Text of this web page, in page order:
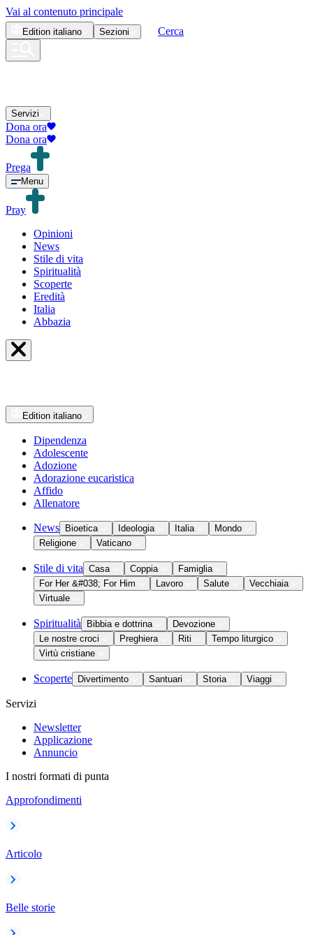
Vai al contenuto principale
Edition italiano Sezioni Cerca
Servizi
Dona ora
Dona ora
Prega
Menu
Pray
Opinioni
News
Stile di vita
Spiritualità
Scoperte
Eredità
Italia
Abbazia
Edition italiano
Dipendenza
Adolescente
Adozione
Adorazione eucaristica
Affido
Allenatore
News Bioetica Ideologia Italia
Mondo
Religione
Vaticano
Stile di vita Casa Coppia
Famiglia
For Her &#038; For Him
Lavoro Salute
Vecchiaia
Virtuale
Spiritualità Bibbia e dottrina
Devozione
Le nostre croci
Preghiera Riti
Tempo liturgico
Virtù cristiane
Scoperte Divertimento Santuari Storia Viaggi
Servizi
Newsletter
Applicazione
Annuncio
I nostri formati di punta
Approfondimenti
Articolo
Belle storie